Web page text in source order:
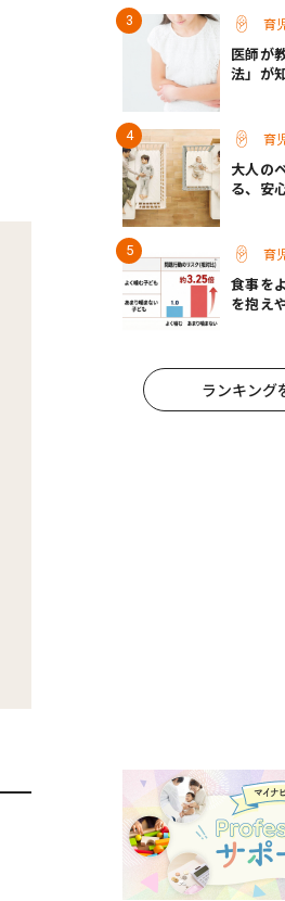
育
医師が
法」が
育
大人の
る、安
育
食事を
を抱え
ランキング